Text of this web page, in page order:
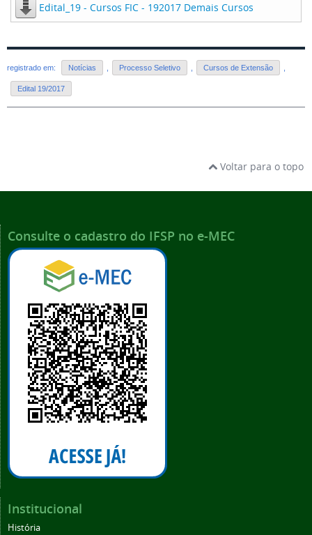
Edital_19 - Cursos FIC - 192017 Demais Cursos
registrado em: Notícias Processo Seletivo Cursos de Extensão
Edital 19/2017
Voltar para o topo
Consulte o cadastro do IFSP no e-MEC
Institucional
História